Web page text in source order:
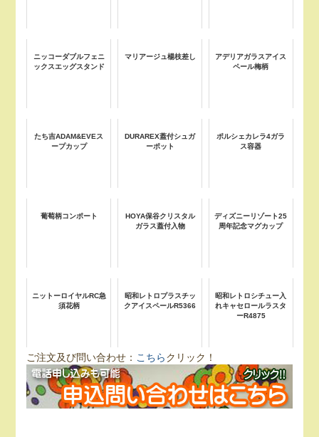
ニッコーダブルフェニ
ックスエッグスタンド
マリアージュ楊枝差し
アデリアガラスアイス
ペール梅柄
たち吉ADAM&EVEス
ープカップ
DURAREX蓋付シュガ
ーポット
ポルシェカレラ4ガラ
ス容器
葡萄柄コンポート
HOYA保谷クリスタル
ガラス蓋付入物
ディズニーリゾート25
周年記念マグカップ
ニットーロイヤルRC急
須花柄
昭和レトロプラスチッ
クアイスペールR5366
昭和レトロシチュー入
れキャセロールラスタ
ーR4875
ご注文及び問い合わせ： こちらクリック！